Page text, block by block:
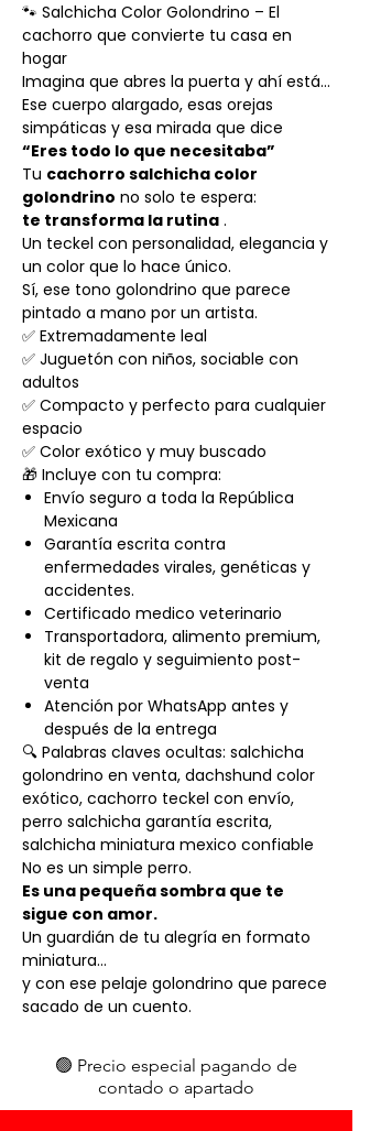
🐾 Salchicha Color Golondrino – El
cachorro que convierte tu casa en
hogar
Imagina que abres la puerta y ahí está…
Ese cuerpo alargado, esas orejas
simpáticas y esa mirada que dice
“Eres todo lo que necesitaba”
Tu cachorro salchicha color
golondrino no solo te espera:
te transforma la rutina .
Un teckel con personalidad, elegancia y
un color que lo hace único.
Sí, ese tono golondrino que parece
pintado a mano por un artista.
✅ Extremadamente leal
✅ Juguetón con niños, sociable con
adultos
✅ Compacto y perfecto para cualquier
espacio
✅ Color exótico y muy buscado
🎁 Incluye con tu compra:
Envío seguro a toda la República
Mexicana
Garantía escrita contra
enfermedades virales, genéticas y
accidentes.
Certificado medico veterinario
Transportadora, alimento premium,
kit de regalo y seguimiento post-
venta
Atención por WhatsApp antes y
después de la entrega
🔍 Palabras claves ocultas: salchicha
golondrino en venta, dachshund color
exótico, cachorro teckel con envío,
perro salchicha garantía escrita,
salchicha miniatura mexico confiable
No es un simple perro.
Es una pequeña sombra que te
sigue con amor.
Un guardián de tu alegría en formato
miniatura…
y con ese pelaje golondrino que parece
sacado de un cuento.
🟢 Precio especial pagando de
contado o apartado